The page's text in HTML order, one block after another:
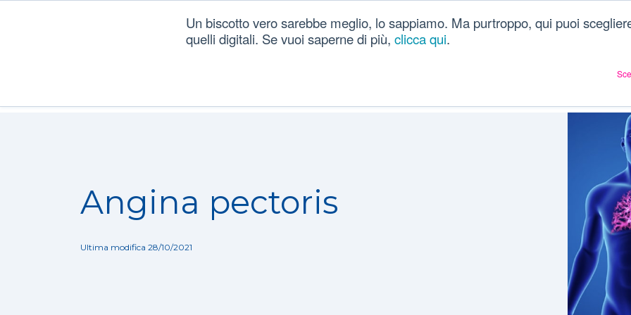
Un biscotto vero sarebbe meglio, lo sappiamo. Ma purtroppo, qui puoi
quelli digitali. Se vuoi saperne di più, clicca qui.
Chi siamo Dizionario Articoli sulla salute
Angina pectoris
Ultima modifica 28/10/2021